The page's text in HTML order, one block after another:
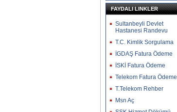
FAYDALI LINKLER
Sultanbeyli Devlet
Hastanesi Randevu
T.C. Kimlik Sorgulama
İGDAŞ Fatura Ödeme
İSKİ Fatura Ödeme
Telekom Fatura Ödeme
T.Telekom Rehber
Msn Aç